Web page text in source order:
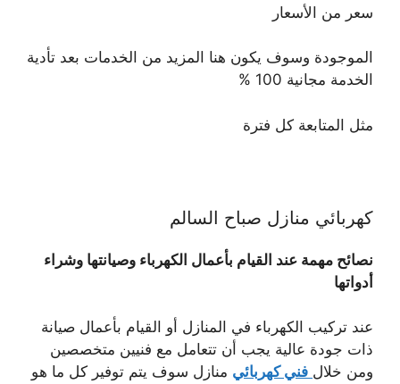
سعر من الأسعار
الموجودة وسوف يكون هنا المزيد من الخدمات بعد تأدية
الخدمة مجانية 100 %
مثل المتابعة كل فترة
كهربائي منازل صباح السالم
نصائح مهمة عند القيام بأعمال الكهرباء وصيانتها وشراء
أدواتها
عند تركيب الكهرباء في المنازل أو القيام بأعمال صيانة
ذات جودة عالية يجب أن تتعامل مع فنيين متخصصين
ومن خلال فني كهربائي منازل سوف يتم توفير كل ما هو